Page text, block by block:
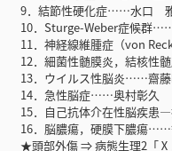
9．結節性硬化症……水口
10．Sturge-Weber症候群
11．神経線維腫症（von
12．細菌性髄膜炎，結核性
13．ウイルス性脳炎……齋
14．急性脳症……奥村彰久
15．自己抗体介在性脳疾
16．脳膿瘍，硬膜下膿瘍……
★頭部外傷 ⇒ 病態生理2「Ⅹ